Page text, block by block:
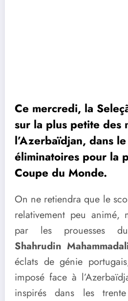
Ce mercredi, la
sur la plus petite des
l’Azerbaïdjan, dans
éliminatoires pour la
Coupe du Monde.
On ne retiendra que le
relativement peu animé,
par les prouesses
Shahrudin
éclats de génie
imposé face à
inspirés dans les